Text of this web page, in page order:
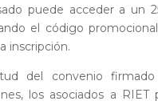
puede acceder a un
el código
inscripción.
del convenio
los asociados a RIET